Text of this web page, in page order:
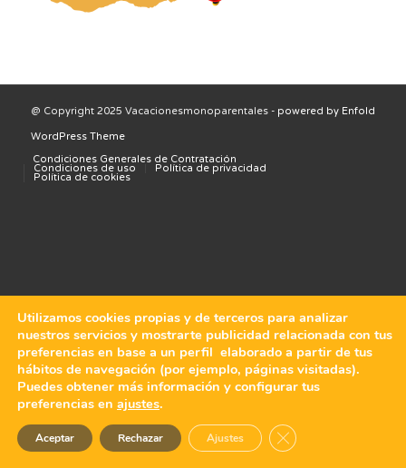
@ Copyright 2025 Vacacionesmonoparentales - powered by Enfold
WordPress Theme
Condiciones Generales de Contratación
Condiciones de uso Política de privacidad
Política de cookies
Utilizamos cookies propias y de terceros para analizar
nuestros servicios y mostrarte publicidad relacionada con tus
preferencias en base a un perfil elaborado a partir de tus
hábitos de navegación (por ejemplo, páginas visitadas).
Puedes obtener más información y configurar tus
preferencias en ajustes.
Aceptar Rechazar Ajustes Cerrar el banner de